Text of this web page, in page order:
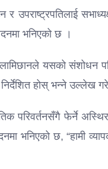
र उपराष्ट्रपतिलाई
भनिएको छ ।
यसको संशोधन
होस् भन्ने उल्लेख
परिवर्तनसँगै फेर्ने
भनिएको छ, “हामी